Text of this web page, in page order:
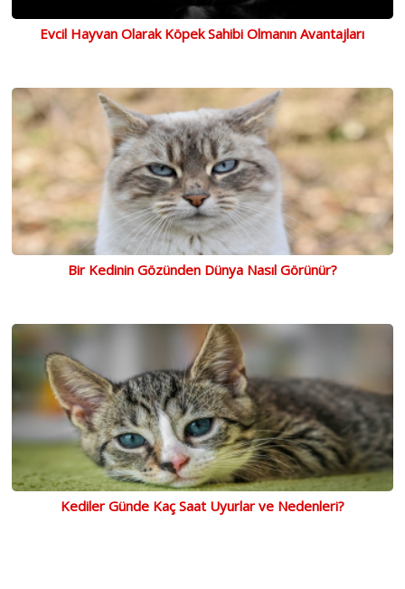
Evcil Hayvan Olarak Köpek Sahibi Olmanın Avantajları
Bir Kedinin Gözünden Dünya Nasıl Görünür?
Kediler Günde Kaç Saat Uyurlar ve Nedenleri?